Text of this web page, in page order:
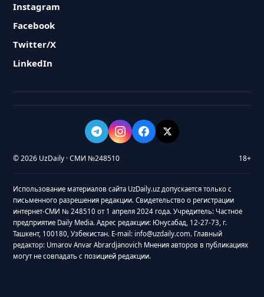
Instagram
Facebook
Twitter/X
LinkedIn
© 2026 UzDaily · СМИ №248510 18+
Использование материалов сайта UzDaily.uz допускается только с
письменного разрешения редакции. Свидетельство о регистрации
интернет-СМИ № 248510 от 1 апреля 2024 года. Учредитель: Частное
предприятие Daily Media. Адрес редакции: Юнусабад, 12-27-73, г.
Ташкент, 100180, Узбекистан. E-mail: info@uzdaily.com. Главный
редактор: Umarov Anvar Abrardjanovich Мнения авторов в публикациях
могут не совпадать с позицией редакции.